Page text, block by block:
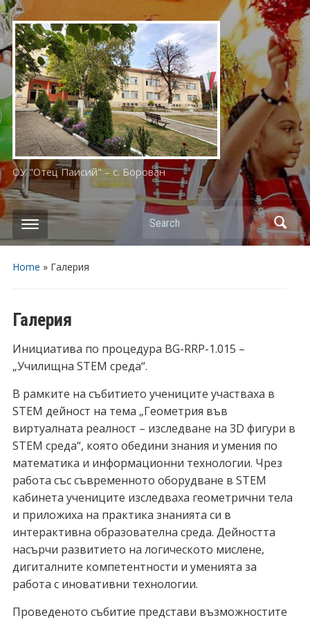
ОУ "Отец Паисий" – с. Борован
Search
Home » Галерия
Галерия
Инициатива по процедура BG-RRP-1.015 –
„Училищна STEM среда“.
В рамките на събитието учениците участваха в
STEM дейност на тема „Геометрия във
виртуалната реалност – изследване на 3D фигури в
STEM среда“, която обедини знания и умения по
математика и информационни технологии. Чрез
работа със съвременното оборудване в STEM
кабинета учениците изследваха геометрични тела
и приложиха на практика знанията си в
интерактивна образователна среда. Дейността
насърчи развитието на логическото мислене,
дигиталните компетентности и уменията за
работа с иновативни технологии.
Проведеното събитие представи възможностите